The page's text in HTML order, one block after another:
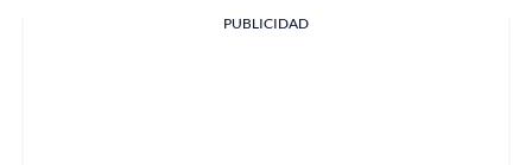
PUBLICIDAD